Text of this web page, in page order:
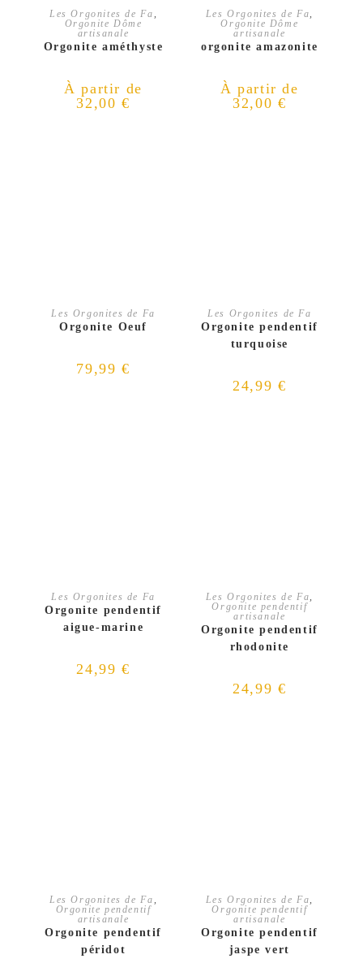
CHOIX DES OPTIONS
Les Orgonites de Fa
Orgonite Dôme
artisanale
Orgonite améthyste
À partir de
32,00€
CHOIX DES OPTIONS
Les Orgonites de Fa
Orgonite Dôme
artisanale
orgonite amazonite
À partir de
32,00 €
CHOIX DES OPTIONS
Les Orgonites de Fa
Orgonite Oeuf
79,99€
AJOUTER AU PANIER
Les Orgonites de Fa
Orgonite pendentif
turquoise
24,99 €
AJOUTER AU PANIER
Les Orgonites de Fa
Orgonite pendentif
aigue-marine
24,99€
AJOUTER AU PANIER
Les Orgonites de Fa,
Orgonite pendentif
artisanale
Orgonite pendentif
rhodonite
24,99 €
AJOUTER AU PANIER
Les Orgonites de Fa,
Orgonite pendentif
artisanale
Orgonite pendentif
péridot
AJOUTER AU PANIER
Les Orgonites de Fa,
Orgonite pendentif
artisanale
Orgonite pendentif
jaspe vert